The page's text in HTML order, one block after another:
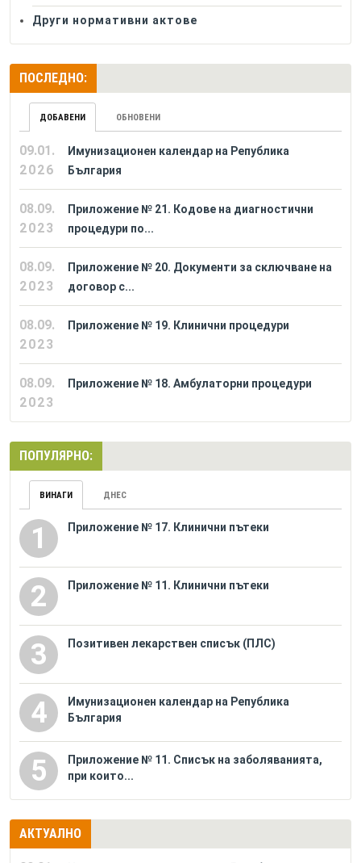
Други нормативни актове
ПОСЛЕДНО:
ДОБАВЕНИ ОБНОВЕНИ
09.01.
2026
Имунизационен календар на Република
България
08.09.
2023
Приложение № 21. Кодове на диагностични
процедури по...
08.09.
2023
Приложение № 20. Документи за сключване на
договор с...
08.09.
2023
Приложение № 19. Клинични процедури
08.09.
2023
Приложение № 18. Амбулаторни процедури
ПОПУЛЯРНО:
ВИНАГИ ДНЕС
1 Приложение № 17. Клинични пътеки
2 Приложение № 11. Клинични пътеки
3 Позитивен лекарствен списък (ПЛС)
4
Имунизационен календар на Република
България
5
Приложение № 11. Списък на заболяванията,
при които...
АКТУАЛНО